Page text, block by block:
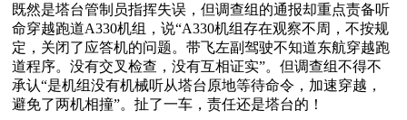
既然是塔台管制员指挥失误，但调查组的通报却重点责备听
命穿越跑道A330机组，说“A330机组存在观察不周，不按规
定，关闭了应答机的问题。带飞左副驾驶不知道东航穿越跑
道程序。没有交叉检查，没有互相证实”。但调查组不得不
承认“是机组没有机械听从塔台原地等待命令，加速穿越，
避免了两机相撞”。扯了一车，责任还是塔台的！